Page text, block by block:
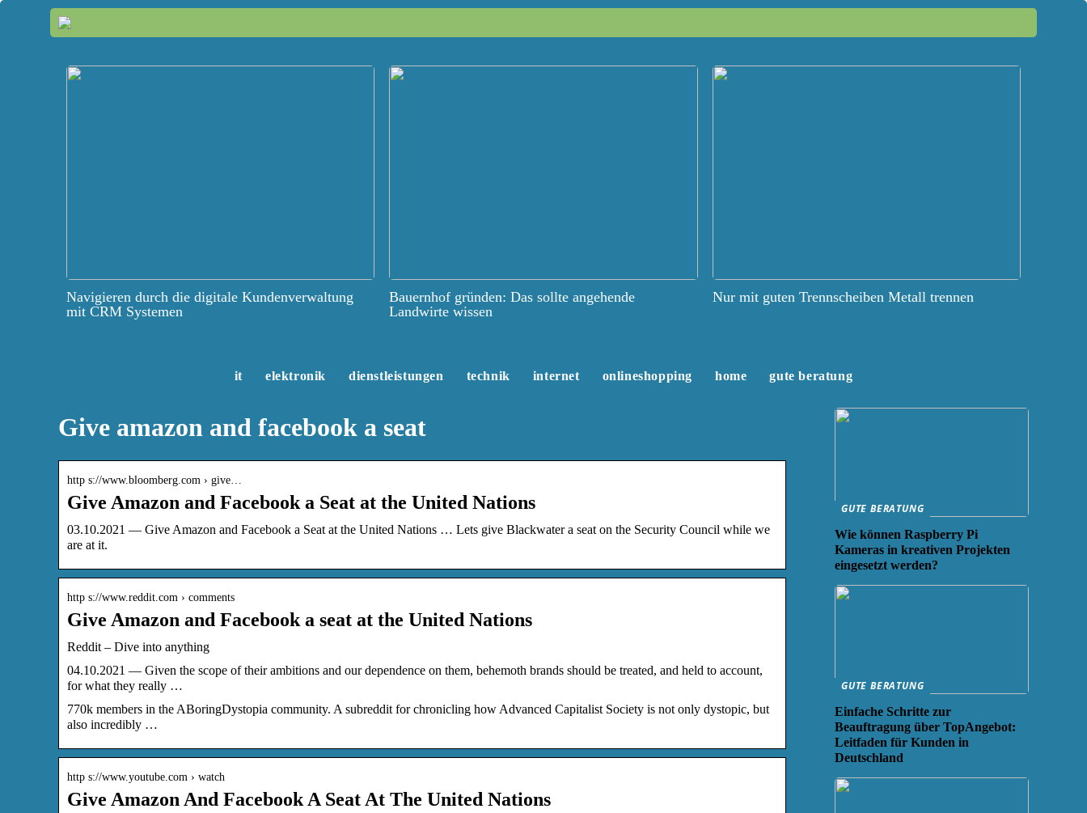
Navigieren durch die digitale Kundenverwaltung
mit CRM Systemen
Bauernhof gründen: Das sollte angehende
Landwirte wissen
Nur mit guten Trennscheiben Metall trennen
it elektronik dienstleistungen technik internet onlineshopping home gute beratung
Give amazon and facebook a seat
http s://www.bloomberg.com › give…
Give Amazon and Facebook a Seat at the United Nations
03.10.2021 — Give Amazon and Facebook a Seat at the United Nations … Lets give Blackwater a seat on the Security Council while we
are at it.
http s://www.reddit.com › comments
Give Amazon and Facebook a seat at the United Nations
Reddit – Dive into anything
04.10.2021 — Given the scope of their ambitions and our dependence on them, behemoth brands should be treated, and held to account,
for what they really …
770k members in the ABoringDystopia community. A subreddit for chronicling how Advanced Capitalist Society is not only dystopic, but
also incredibly …
http s://www.youtube.com › watch
Give Amazon And Facebook A Seat At The United Nations
GUTE BERATUNG
Wie können Raspberry Pi
Kameras in kreativen Projekten
eingesetzt werden?
GUTE BERATUNG
Einfache Schritte zur
Beauftragung über TopAngebot:
Leitfaden für Kunden in
Deutschland